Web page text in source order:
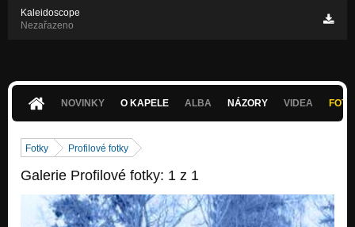
Kaleidoscope
Nezařazeno
NOVINKY O KAPELE ALBA NÁZORY VIDEA
Fotky Profilové fotky
Galerie Profilové fotky: 1 z 1